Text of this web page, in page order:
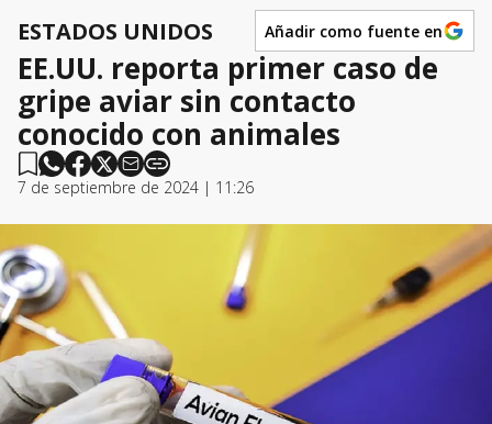
ESTADOS UNIDOS Añadir como fuente en
EE.UU. reporta primer caso de
gripe aviar sin contacto
conocido con animales
7 de septiembre de 2024 | 11:26